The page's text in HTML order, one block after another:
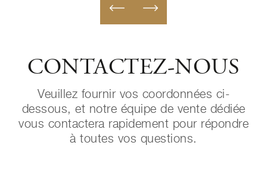
CONTACTEZ-NOUS
Veuillez fournir vos coordonnées ci-
dessous, et notre équipe de vente dédiée
vous contactera rapidement pour répondre
à toutes vos questions.